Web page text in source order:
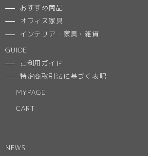
おすすめ商品
オフィス家具
インテリア・家具・雑貨
GUIDE
ご利用ガイド
特定商取引法に基づく表記
MYPAGE
CART
NEWS